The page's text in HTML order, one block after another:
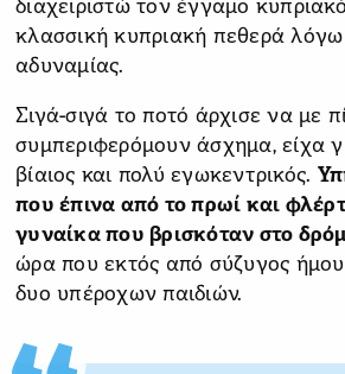
διαχειριστώ τον έγγαμο
κλασσική κυπριακή πεθερά λόγω
αδυναμίας.
Σιγά-σιγά το ποτό άρχισε να με
συμπεριφερόμουν άσχημα, είχα
βίαιος και πολύ εγωκεντρικός.
που έπινα από το πρωί και
γυναίκα που βρισκόταν στο
ώρα που εκτός από σύζυγος
δυο υπέροχων παιδιών.